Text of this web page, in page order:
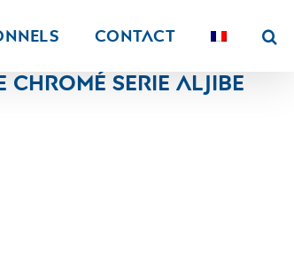
Contact
Serie Aljibe